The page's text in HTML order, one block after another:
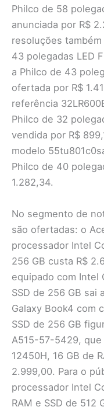
Philco de 58
anunciada por R$
resoluções
43 polegadas LED
a Philco de 43
ofertada por R$
referência
Philco de 32
vendida por R$
modelo
Philco de 40
1.282,34.
No segmento de
são ofertadas: o
processador Intel
256 GB custa R$
equipado com Intel
SSD de 256 GB sai
Galaxy Book4 com
SSD de 256 GB
A515-57-5429,
12450H, 16 GB de
2.999,00. Para o
processador Intel
RAM e SSD de 512